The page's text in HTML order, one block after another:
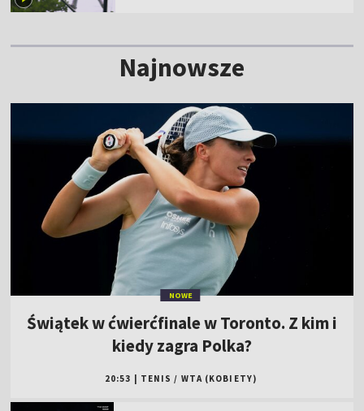
Najnowsze
NOWE
Świątek w ćwierćfinale w Toronto. Z kim i
kiedy zagra Polka?
20:53 TENIS / WTA (KOBIETY)